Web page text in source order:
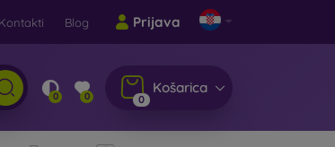
Kontakti Blog Prijava
0 0 0
Košarica